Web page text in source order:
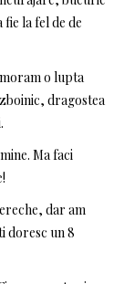
fie la fel de de
o lupta
dragostea
Ma faci
dar am
doresc un 8